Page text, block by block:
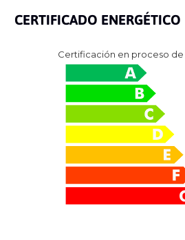
CERTIFICADO ENERGÉTICO
Certificación en proceso de